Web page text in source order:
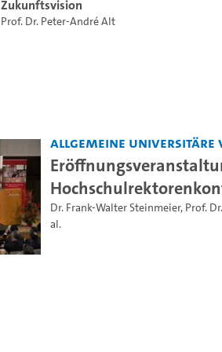
Zukunftsvision
Prof. Dr. Peter-André Alt
Allgemeine universitäre
Dr. Frank-Walter Steinmeier, Prof.
al.